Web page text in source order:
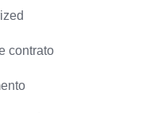
contrato